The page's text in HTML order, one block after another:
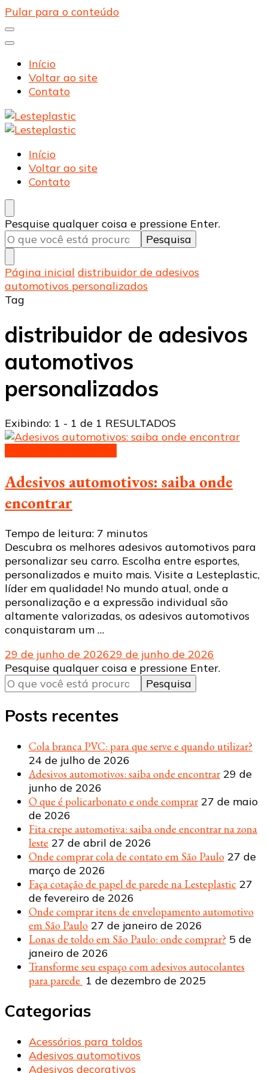
Pular para o conteúdo
Início
Voltar ao site
Contato
Lesteplastic
Blog – Lesteplastic
Lesteplastic
Blog – Lesteplastic
Início
Voltar ao site
Contato
Procurando
algo?
Pesquise qualquer coisa e pressione Enter.
Página inicial distribuidor de adesivos
automotivos personalizados
Tag
distribuidor de adesivos
automotivos
personalizados
Exibindo: 1 - 1 de 1 RESULTADOS
Adesivos automotivos: saiba onde
encontrar
Tempo de leitura: 7 minutos
Descubra os melhores adesivos automotivos para
personalizar seu carro. Escolha entre esportes,
personalizados e muito mais. Visite a Lesteplastic,
líder em qualidade! No mundo atual, onde a
personalização e a expressão individual são
altamente valorizadas, os adesivos automotivos
conquistaram um …
29 de junho de 202629 de junho de 2026
Procurando
algo?
Pesquise qualquer coisa e pressione Enter.
Posts recentes
Cola branca PVC: para que serve e quando utilizar?
24 de julho de 2026
Adesivos automotivos: saiba onde encontrar 29 de
junho de 2026
O que é policarbonato e onde comprar 27 de maio
de 2026
Fita crepe automotiva: saiba onde encontrar na zona
leste 27 de abril de 2026
Onde comprar cola de contato em São Paulo 27 de
março de 2026
Faça cotação de papel de parede na Lesteplastic 27
de fevereiro de 2026
Onde comprar itens de envelopamento automotivo
em São Paulo 27 de janeiro de 2026
Lonas de toldo em São Paulo: onde comprar? 5 de
janeiro de 2026
Transforme seu espaço com adesivos autocolantes
para parede 1 de dezembro de 2025
Categorias
Acessórios para toldos
Adesivos automotivos
Adesivos decorativos